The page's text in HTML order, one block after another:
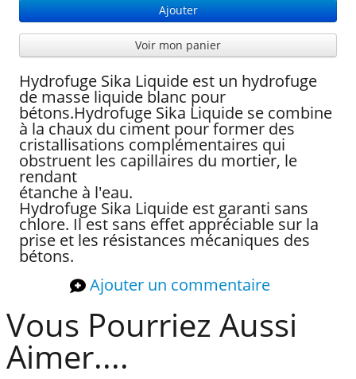
Ajouter
Voir mon panier
Hydrofuge Sika Liquide est un hydrofuge
de masse liquide blanc pour
bétons.Hydrofuge Sika Liquide se combine
à la chaux du ciment pour former des
cristallisations complémentaires qui
obstruent les capillaires du mortier, le
rendant
étanche à l'eau.
Hydrofuge Sika Liquide est garanti sans
chlore. Il est sans effet appréciable sur la
prise et les résistances mécaniques des
bétons.
Ajouter un commentaire
Vous Pourriez Aussi
Aimer....